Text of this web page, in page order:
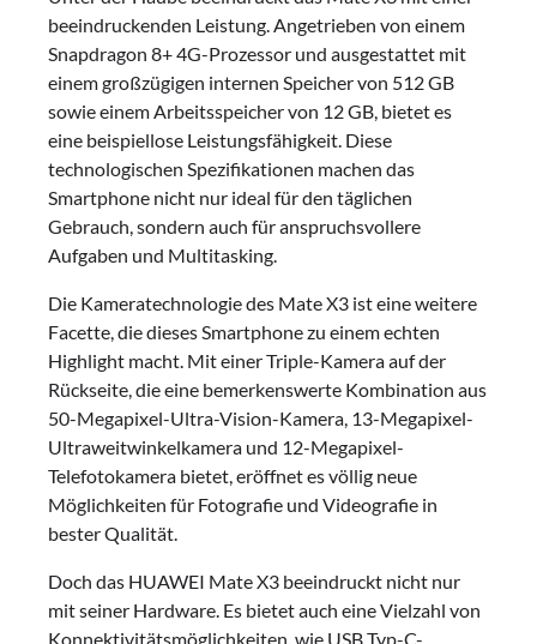
beeindruckenden Leistung. Angetrieben von einem
Snapdragon 8+ 4G-Prozessor und ausgestattet mit
einem großzügigen internen Speicher von 512 GB
sowie einem Arbeitsspeicher von 12 GB, bietet es
eine beispiellose Leistungsfähigkeit. Diese
technologischen Spezifikationen machen das
Smartphone nicht nur ideal für den täglichen
Gebrauch, sondern auch für anspruchsvollere
Aufgaben und Multitasking.
Die Kameratechnologie des Mate X3 ist eine weitere
Facette, die dieses Smartphone zu einem echten
Highlight macht. Mit einer Triple-Kamera auf der
Rückseite, die eine bemerkenswerte Kombination aus
50-Megapixel-Ultra-Vision-Kamera, 13-Megapixel-
Ultraweitwinkelkamera und 12-Megapixel-
Telefotokamera bietet, eröffnet es völlig neue
Möglichkeiten für Fotografie und Videografie in
bester Qualität.
Doch das HUAWEI Mate X3 beeindruckt nicht nur
mit seiner Hardware. Es bietet auch eine Vielzahl von
Konnektivitätsmöglichkeiten, wie USB Typ-C-